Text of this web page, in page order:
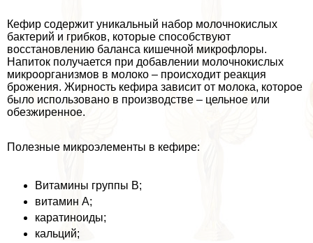
Кефир содержит уникальный набор молочнокислых
бактерий и грибков, которые способствуют
восстановлению баланса кишечной микрофлоры.
Напиток получается при добавлении молочнокислых
микроорганизмов в молоко – происходит реакция
брожения. Жирность кефира зависит от молока, которое
было использовано в производстве – цельное или
обезжиренное.
Полезные микроэлементы в кефире:
Витамины группы В;
витамин А;
каратиноиды;
кальций;